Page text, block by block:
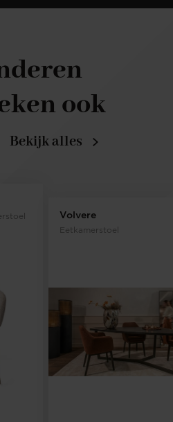
Volvere
Eetkamerstoel
ook
Bekijk alles